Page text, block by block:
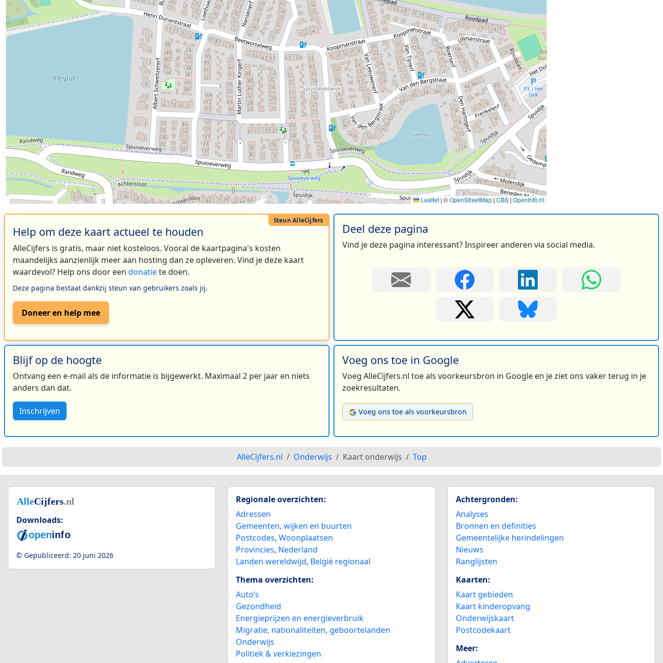
Leaflet | ©OpenStreetMap | CBS | OpenInfo.nl
Help om deze kaart actueel te houden
AlleCijfers is gratis, maar niet kosteloos. Vooral de kaartpagina's kosten
maandelijks aanzienlijk meer aan hosting dan ze opleveren. Vind je deze kaart
waardevol? Help ons door een donatiete doen.
Deze pagina bestaat dankzij steun van gebruikers zoals jij.
Doneer en help mee
Deel deze pagina
Vind je deze pagina interessant? Inspireer anderen via social media.
Blijf op de hoogte
Ontvang een e-mail als de informatie is bijgewerkt. Maximaal 2 per jaar en niets
anders dan dat.
Inschrijven
Voeg ons toe in Google
Voeg AlleCijfers.nl toe als voorkeursbron in Google en je ziet ons vaker terug in je
zoekresultaten.
Voeg ons toe als voorkeursbron
AlleCijfers.nl Onderwijs Kaart onderwijs Top
Downloads:
© Gepubliceerd: 20 juni 2026
Regionale overzichten:
Adressen
Gemeenten, wijken en buurten
Postcodes,Woonplaatsen
Provincies, Nederland
Landen wereldwijd, België regionaal
Thema overzichten:
Auto’s
Gezondheid
Energieprijzen en energieverbruik
Migratie, nationaliteiten, geboortelanden
Onderwijs
Politiek & verkiezingen
Achtergronden:
Analyses
Bronnen en definities
Gemeentelijke herindelingen
Nieuws
Ranglijsten
Kaarten:
Kaart gebieden
Kaart kinderopvang
Onderwijskaart
Postcodekaart
Meer: